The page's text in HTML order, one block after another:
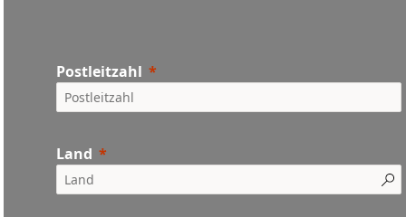
Postleitzahl
Land